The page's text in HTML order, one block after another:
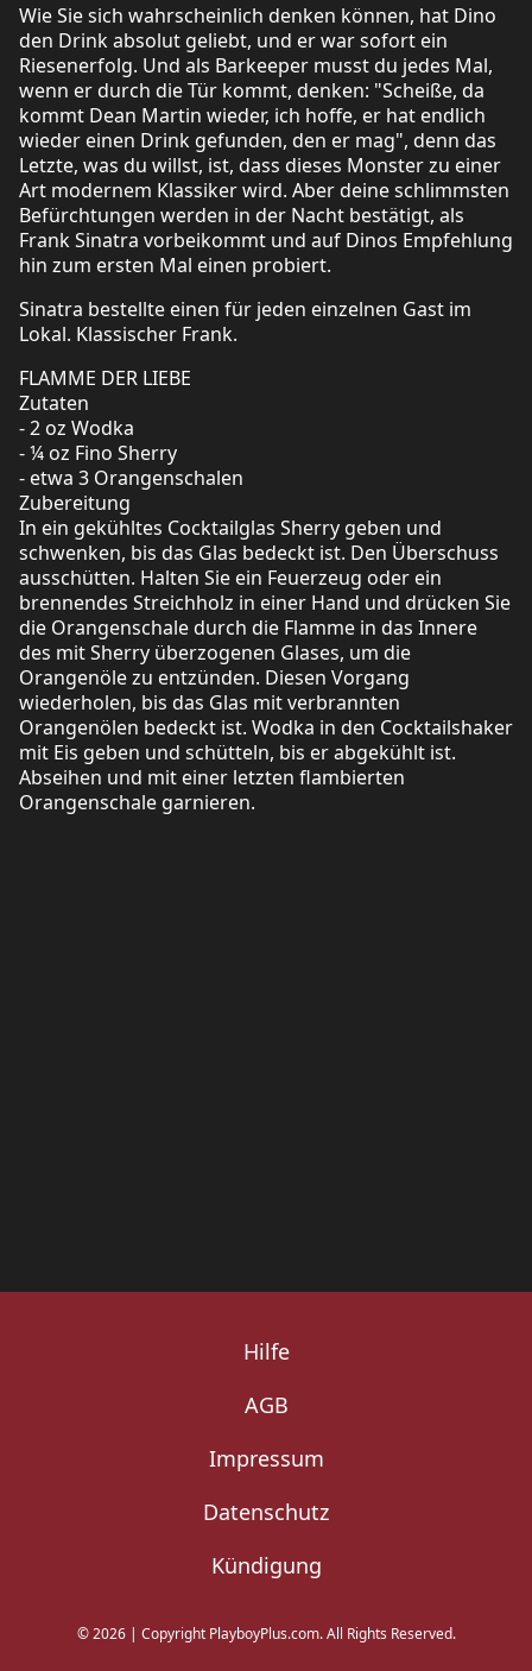
Wie Sie sich wahrscheinlich denken können, hat Dino
den Drink absolut geliebt, und er war sofort ein
Riesenerfolg. Und als Barkeeper musst du jedes Mal,
wenn er durch die Tür kommt, denken: "Scheiße, da
kommt Dean Martin wieder, ich hoffe, er hat endlich
wieder einen Drink gefunden, den er mag", denn das
Letzte, was du willst, ist, dass dieses Monster zu einer
Art modernem Klassiker wird. Aber deine schlimmsten
Befürchtungen werden in der Nacht bestätigt, als
Frank Sinatra vorbeikommt und auf Dinos Empfehlung
hin zum ersten Mal einen probiert.
Sinatra bestellte einen für jeden einzelnen Gast im
Lokal. Klassischer Frank.
FLAMME DER LIEBE
Zutaten
- 2 oz Wodka
- ¼ oz Fino Sherry
- etwa 3 Orangenschalen
Zubereitung
In ein gekühltes Cocktailglas Sherry geben und
schwenken, bis das Glas bedeckt ist. Den Überschuss
ausschütten. Halten Sie ein Feuerzeug oder ein
brennendes Streichholz in einer Hand und drücken Sie
die Orangenschale durch die Flamme in das Innere
des mit Sherry überzogenen Glases, um die
Orangenöle zu entzünden. Diesen Vorgang
wiederholen, bis das Glas mit verbrannten
Orangenölen bedeckt ist. Wodka in den Cocktailshaker
mit Eis geben und schütteln, bis er abgekühlt ist.
Abseihen und mit einer letzten flambierten
Orangenschale garnieren.
©2026| Copyright PlayboyPlus.com. All Rights Reserved.
Hilfe
AGB
Impressum
Datenschutz
Kündigung